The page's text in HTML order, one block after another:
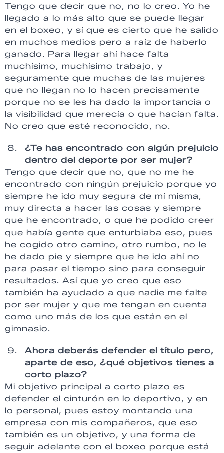
Tengo que decir que no, no lo creo. Yo he
llegado a lo más alto que se puede llegar
en el boxeo, y sí que es cierto que he salido
en muchos medios pero a raíz de haberlo
ganado. Para llegar ahí hace falta
muchísimo, muchísimo trabajo, y
seguramente que muchas de las mujeres
que no llegan no lo hacen precisamente
porque no se les ha dado la importancia o
la visibilidad que merecía o que hacían falta.
No creo que esté reconocido, no.
¿Te has encontrado con algún prejuicio
dentro del deporte por ser mujer?
Tengo que decir que no, que no me he
encontrado con ningún prejuicio porque yo
siempre he ido muy segura de mí misma,
muy directa a hacer las cosas y siempre
que he encontrado, o que he podido creer
que había gente que enturbiaba eso, pues
he cogido otro camino, otro rumbo, no le
he dado pie y siempre que he ido ahí no
para pasar el tiempo sino para conseguir
resultados. Así que yo creo que eso
también ha ayudado a que nadie me falte
por ser mujer y que me tengan en cuenta
como uno más de los que están en el
gimnasio.
Ahora deberás defender el título pero,
aparte de eso, ¿qué objetivos tienes a
corto plazo?
Mi objetivo principal a corto plazo es
defender el cinturón en lo deportivo, y en
lo personal, pues estoy montando una
empresa con mis compañeros, que eso
también es un objetivo, y una forma de
seguir adelante con el boxeo porque está